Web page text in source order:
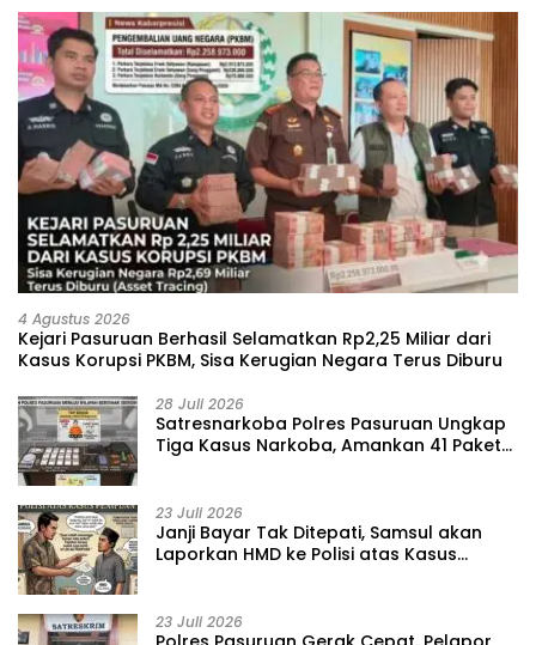
4 Agustus 2026
Kejari Pasuruan Berhasil Selamatkan Rp2,25 Miliar dari
Kasus Korupsi PKBM, Sisa Kerugian Negara Terus Diburu
28 Juli 2026
‎Satresnarkoba Polres Pasuruan Ungkap
Tiga Kasus Narkoba, Amankan 41 Paket
23 Juli 2026
‎Janji Bayar Tak Ditepati, Samsul akan
Laporkan HMD ke Polisi atas Kasus
23 Juli 2026